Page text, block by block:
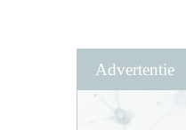
Advertentie